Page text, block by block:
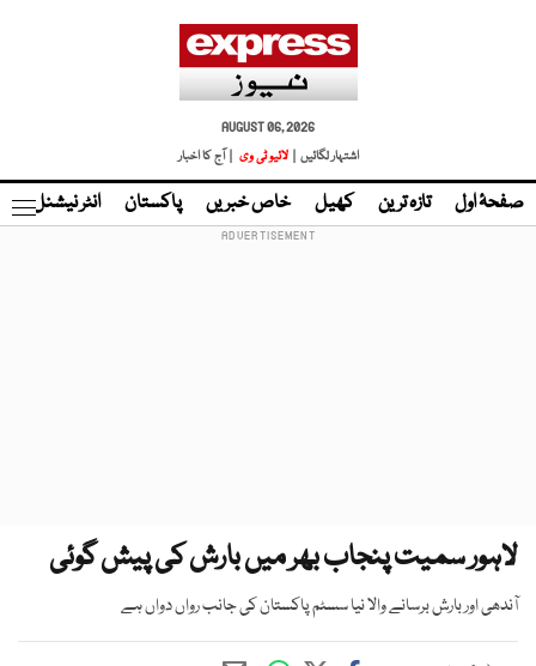
AUGUST 06, 2026
اشتہار لگائیں |
لائیو ٹی وی | آج کا اخبار
صفحۂ اول تازہ ترین کھیل خاص خبریں پاکستان انٹر نیشنل
لاہور سمیت پنجاب بھر میں بارش کی پیش گوئی
آندھی اور بارش برسانے والا نیا سسٹم پاکستان کی جانب رواں دواں ہے